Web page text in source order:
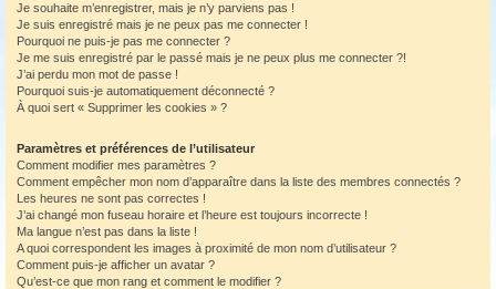
Je souhaite m’enregistrer, mais je n’y parviens pas !
Je suis enregistré mais je ne peux pas me connecter !
Pourquoi ne puis-je pas me connecter ?
Je me suis enregistré par le passé mais je ne peux plus me connecter ?!
J’ai perdu mon mot de passe !
Pourquoi suis-je automatiquement déconnecté ?
À quoi sert « Supprimer les cookies » ?
Paramètres et préférences de l’utilisateur
Comment modifier mes paramètres ?
Comment empêcher mon nom d’apparaître dans la liste des membres connectés ?
Les heures ne sont pas correctes !
J’ai changé mon fuseau horaire et l’heure est toujours incorrecte !
Ma langue n’est pas dans la liste !
A quoi correspondent les images à proximité de mon nom d’utilisateur ?
Comment puis-je afficher un avatar ?
Qu’est-ce que mon rang et comment le modifier ?